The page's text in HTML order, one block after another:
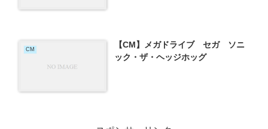
CM
【CM】メガドライブ セガ ソニ
ック・ザ・ヘッジホッグ